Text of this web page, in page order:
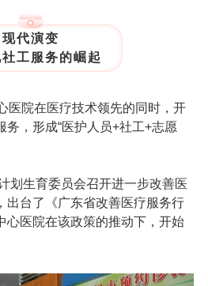
现代演变
工服务的崛起
医院在医疗技术领先的同时，开
，形成“医护人员+社工+志愿
划生育委员会召开进一步改善医
出台了《广东省改善医疗服务行
心医院在该政策的推动下，开始